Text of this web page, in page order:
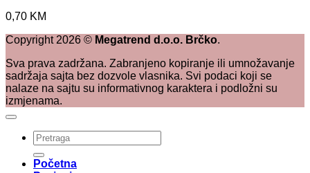
0,70 KM
Copyright 2026 © Megatrend d.o.o. Brčko.
Sva prava zadržana. Zabranjeno kopiranje ili umnožavanje
sadržaja sajta bez dozvole vlasnika. Svi podaci koji se
nalaze na sajtu su informativnog karaktera i podložni su
izmjenama.
Pretraži:
Početna